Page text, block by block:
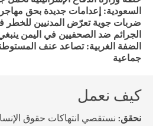
السعودية: إعدامات جديدة بحق
ضربات جوية تعرّض المدنيين للخطر
الجرائم ضد الصحفيين في اليمن
الضفة الغربية: تصاعد عنف
جماعية
كيف نعمل
نحقق: نستقصي انتهاكات حقوق